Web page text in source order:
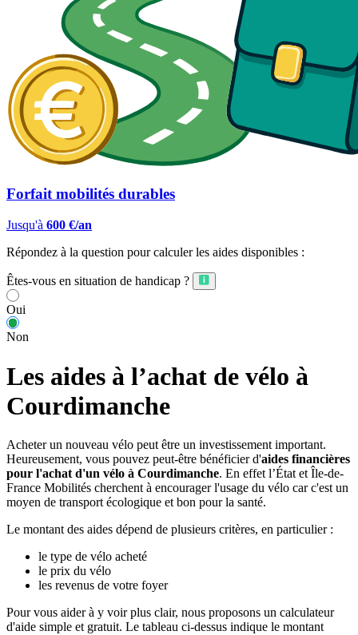
Forfait mobilités durables
Jusqu'à 600 €/an
Répondez à la question pour calculer les aides disponibles :
Êtes-vous en situation de handicap ?
Oui
Non
Les aides à l’achat de vélo à
Courdimanche
Acheter un nouveau vélo peut être un investissement important.
Heureusement, vous pouvez peut-être bénéficier d'aides financières
pour l'achat d'un vélo à Courdimanche. En effet l’État et Île-de-
France Mobilités cherchent à encourager l'usage du vélo car c'est un
moyen de transport écologique et bon pour la santé.
Le montant des aides dépend de plusieurs critères, en particulier :
le type de vélo acheté
le prix du vélo
les revenus de votre foyer
Pour vous aider à y voir plus clair, nous proposons un calculateur
d'aide simple et gratuit. Le tableau ci-dessus indique le montant